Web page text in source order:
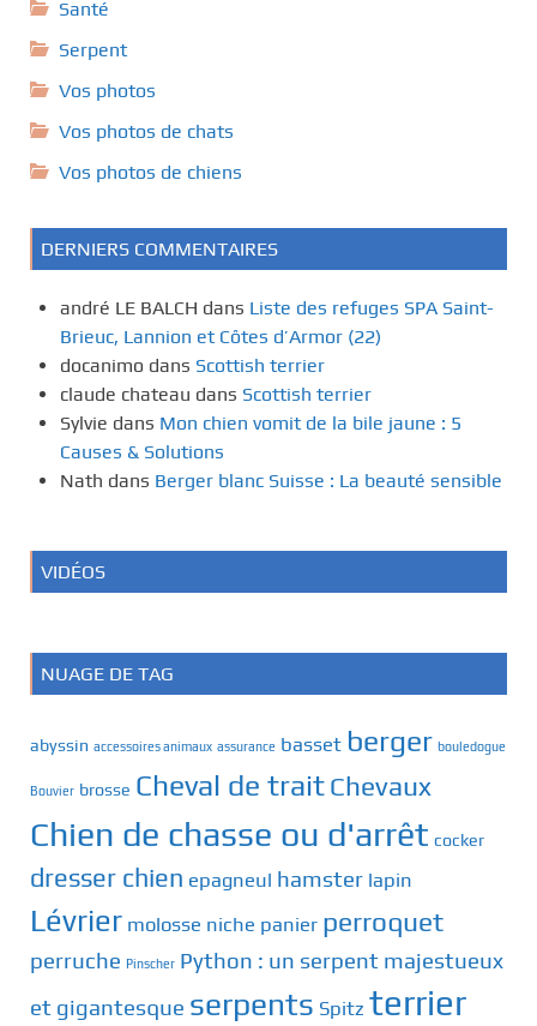
Santé
Serpent
Vos photos
Vos photos de chats
Vos photos de chiens
DERNIERS COMMENTAIRES
andré LE BALCH dans Liste des refuges SPA Saint-
Brieuc, Lannion et Côtes d’Armor (22)
docanimo dans Scottish terrier
claude chateau dans Scottish terrier
Sylvie dans Mon chien vomit de la bile jaune : 5
Causes & Solutions
Nath dans Berger blanc Suisse : La beauté sensible
VIDÉOS
NUAGE DE TAG
abyssin accessoires animaux assurance basset berger bouledogue
Bouvier brosse Cheval de traitChevaux
Chien de chasse ou d'arrêt cocker
dresser chien epagneul hamster lapin
Lévrier molosse niche panier perroquet
perruche Pinscher Python : un serpent majestueux
et gigantesque serpents Spitz terrier